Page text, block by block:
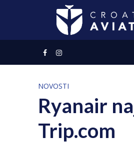
NOVOSTI
Ryanair
Trip.com